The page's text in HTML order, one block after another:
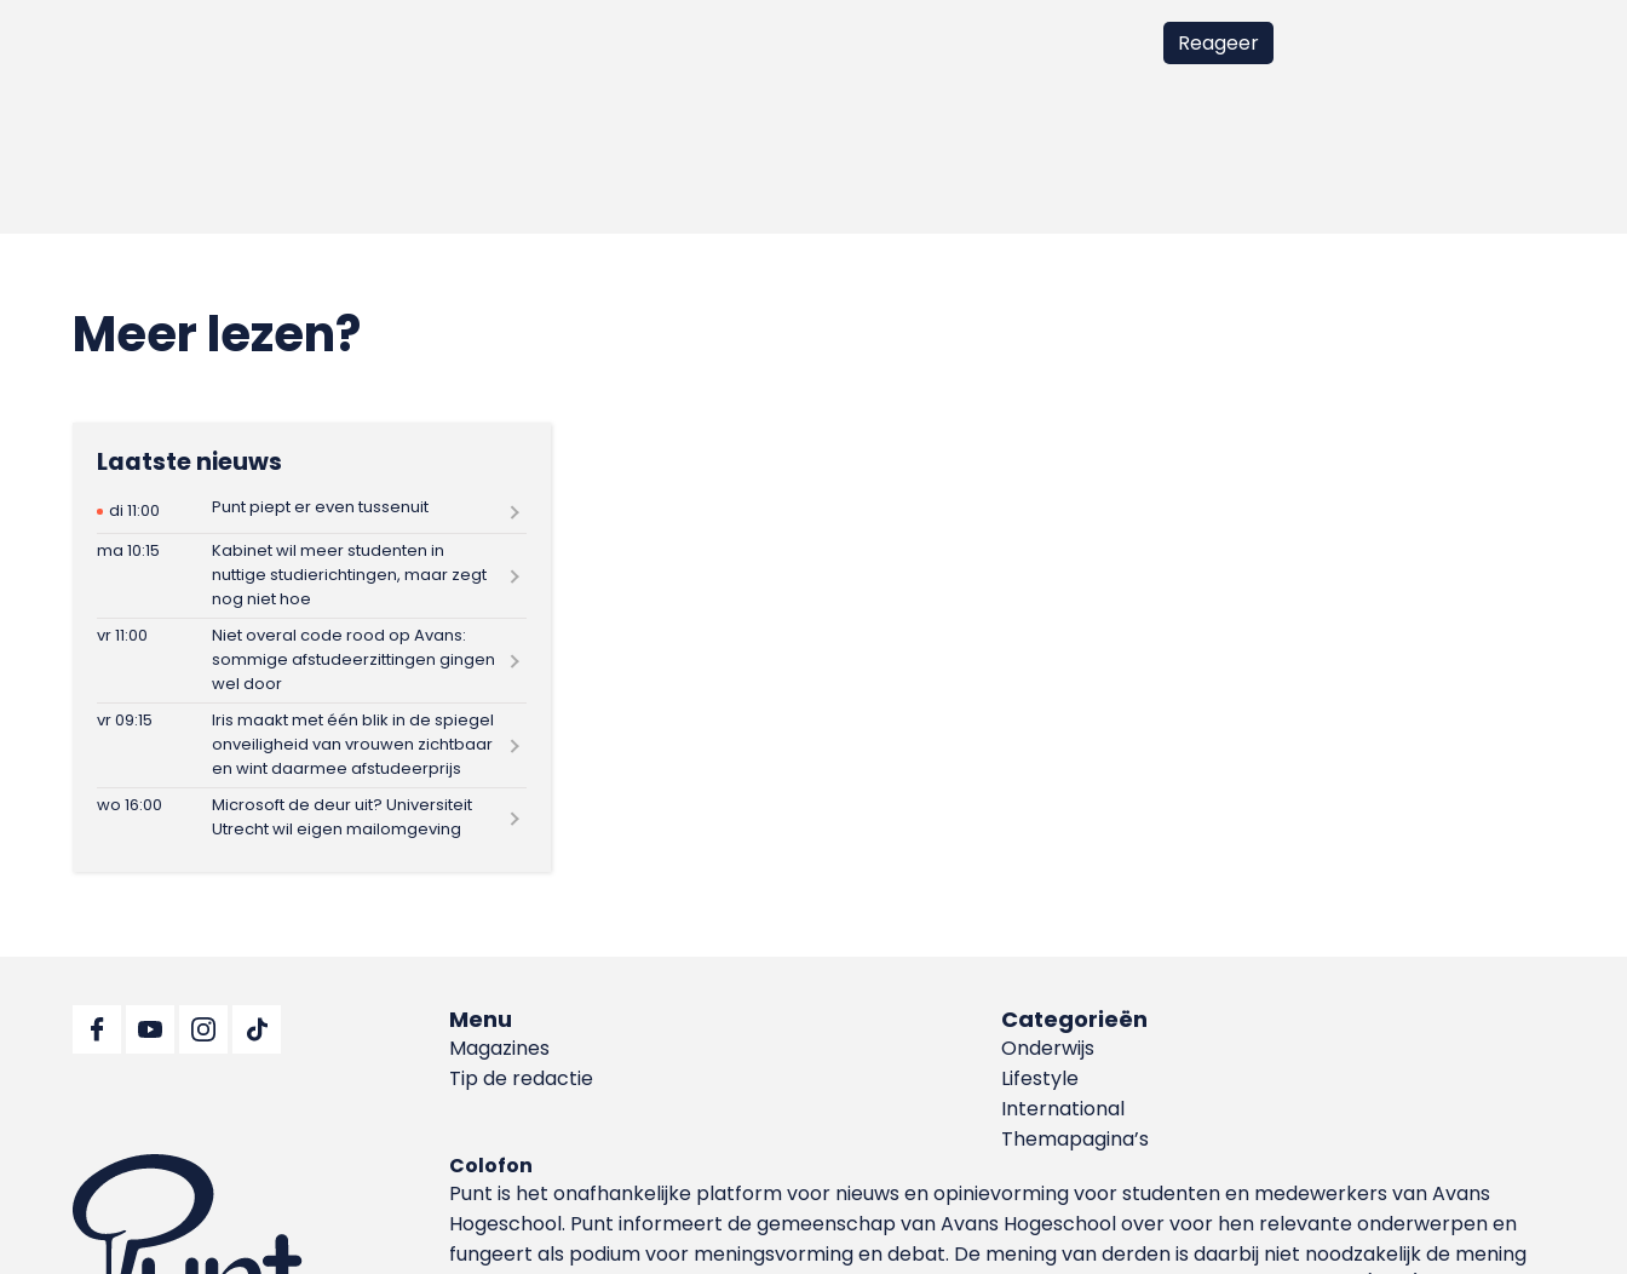
Meer lezen?
Laatste nieuws
di 11:00
Punt piept er even tussenuit
ma 10:15
Kabinet wil meer studenten in
nuttige studierichtingen, maar zegt
nog niet hoe
vr 11:00
Niet overal code rood op Avans:
sommige afstudeerzittingen gingen
wel door
vr 09:15
Iris maakt met één blik in de spiegel
onveiligheid van vrouwen zichtbaar
en wint daarmee afstudeerprijs
wo 16:00
Microsoft de deur uit? Universiteit
Utrecht wil eigen mailomgeving
Menu
Magazines
Tip de redactie
Categorieën
Onderwijs
Lifestyle
International
Themapagina’s
Colofon
Punt is het onafhankelijke platform voor nieuws en opinievorming voor studenten en medewerkers van Avans
Hoge­school. Punt informeert de gemeenschap van Avans Hogeschool over voor hen relevante onderwerpen en
fungeert als podium voor meningsvorming en debat. De mening van derden is daarbij niet noodzakelijk de mening